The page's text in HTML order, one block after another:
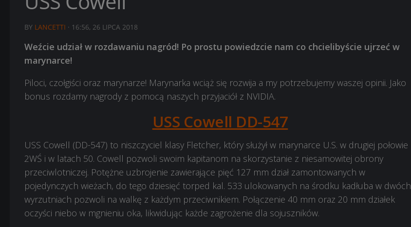
BY LANCETTI · 16:56, 26 LIPCA 2018
Weźcie udział w rozdawaniu nagród! Po prostu powiedzcie nam co chcielibyście ujrzeć w
marynarce!
Piloci, czołgiści oraz marynarze! Marynarka wciąż się rozwija a my potrzebujemy waszej opinii. Jako
bonus rozdamy nagrody z pomocą naszych przyjaciół z NVIDIA.
USS Cowell DD-547
USS Cowell (DD-547) to niszczyciel klasy Fletcher, który służył w marynarce U.S. w drugiej połowie
2WŚ i w latach 50. Cowell pozwoli swoim kapitanom na skorzystanie z niesamowitej obrony
przeciwlotniczej. Potężne uzbrojenie zawierające pięć 127 mm dział zamontowanych w
pojedynczych wieżach, do tego dziesięć torped kal. 533 ulokowanych na środku kadłuba w dwóch
wyrzutniach pozwoli na walkę z każdym przeciwnikiem. Połączenie 40 mm oraz 20 mm działek
oczyści niebo w mgnieniu oka, likwidując każde zagrożenie dla sojuszników.